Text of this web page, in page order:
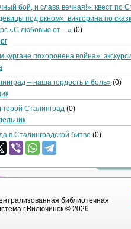
бой, и слава вечная!»: квест по
под окном»: викторина по
«С любовью от…» (0)
кургане похоронена война»:
– наша гордость и боль» (0)
герой Сталинград (0)
в Сталинградской битве (0)
библиотечная
г.Вилючинск © 2026